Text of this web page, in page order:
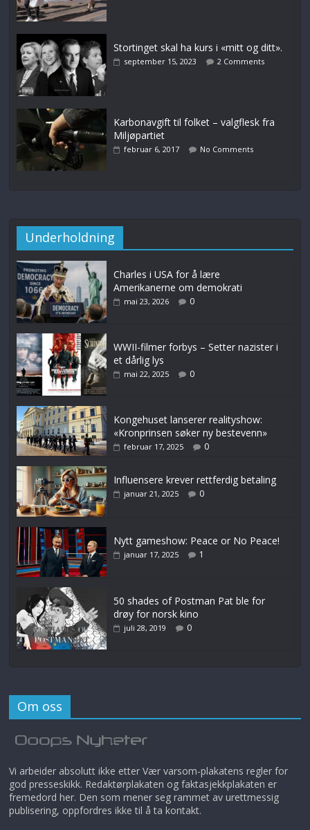
Stortinget skal ha kurs i «mitt og ditt».
september 15, 2023 2 Comments
Karbonavgift til folket – valgflesk fra
Miljøpartiet
februar 6, 2017 No Comments
Underholdning
Charles i USA for å lære
Amerikanerne om demokrati
mai 23, 2026 0
WWII-filmer forbys – Setter nazister i
et dårlig lys
mai 22, 2025 0
Kongehuset lanserer realityshow:
«Kronprinsen søker ny bestevenn»
februar 17, 2025 0
Influensere krever rettferdig betaling
januar 21, 2025 0
Nytt gameshow: Peace or No Peace!
januar 17, 2025 1
50 shades of Postman Pat ble for
drøy for norsk kino
juli 28, 2019 0
Om oss
Vi arbeider absolutt ikke etter Vær varsom-plakatens regler for
god presseskikk. Redaktørplakaten og faktasjekkplakaten er
fremedord her. Den som mener seg rammet av urettmessig
publisering, oppfordres ikke til å ta kontakt.